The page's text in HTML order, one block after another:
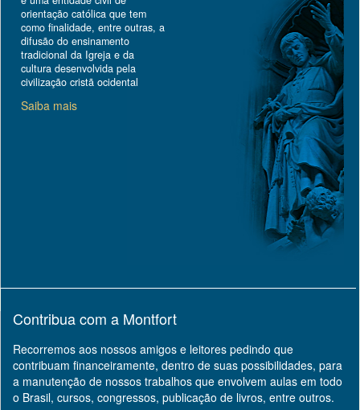
orientação católica que tem
como finalidade, entre outras, a
difusão do ensinamento
tradicional da Igreja e da
cultura desenvolvida pela
civilização cristã ocidental
Saiba mais
Contribua com a Montfort
Recorremos aos nossos amigos e leitores pedindo que
contribuam financeiramente, dentro de suas possibilidades, para
a manutenção de nossos trabalhos que envolvem aulas em todo
o Brasil, cursos, congressos, publicação de livros, entre outros.